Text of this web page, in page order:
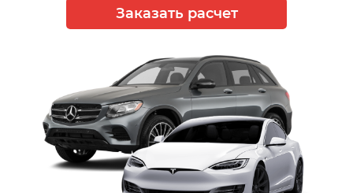
Заказать расчет